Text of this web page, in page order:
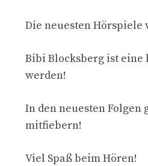
Die neuesten Hörspiele
Bibi Blocksberg ist
werden!
In den neuesten
mitfiebern!
Viel Spaß beim Hören!